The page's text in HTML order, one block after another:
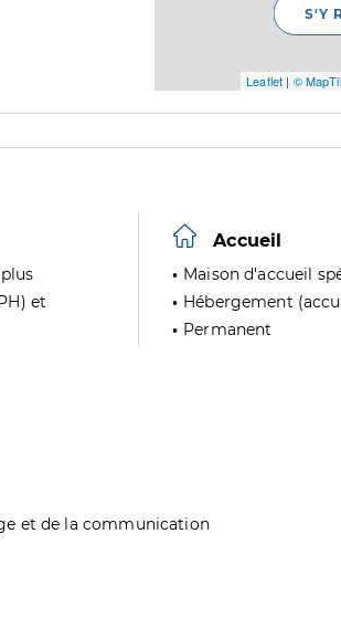
Leaflet | ©
S'Y
et
Accueil
Maison d'accueil
Hébergement
Permanent
et de la communication